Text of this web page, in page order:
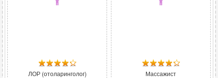
ЛОР (отоларинголог) Массажист